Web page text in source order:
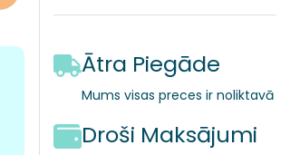
Ātra Piegāde
Mums visas preces ir noliktavā
Droši Maksājumi